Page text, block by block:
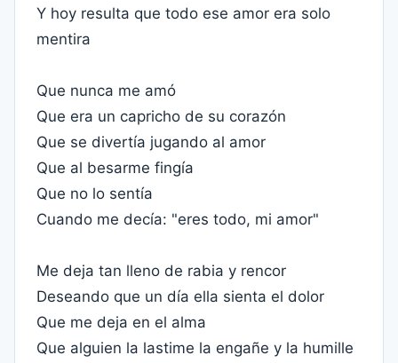
Y hoy resulta que todo ese amor era solo
mentira
Que nunca me amó
Que era un capricho de su corazón
Que se divertía jugando al amor
Que al besarme fingía
Que no lo sentía
Cuando me decía: "eres todo, mi amor"
Me deja tan lleno de rabia y rencor
Deseando que un día ella sienta el dolor
Que me deja en el alma
Que alguien la lastime la engañe y la humille